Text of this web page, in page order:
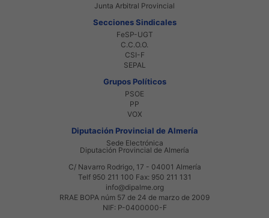
Junta Arbitral Provincial
Secciones Sindicales
FeSP-UGT
C.C.O.O.
CSI-F
SEPAL
Grupos Políticos
PSOE
PP
VOX
Diputación Provincial de Almería
Sede Electrónica
Diputación Provincial de Almería
C/ Navarro Rodrigo, 17 - 04001 Almería
Telf 950 211 100 Fax: 950 211 131
info@dipalme.org
RRAE BOPA núm 57 de 24 de marzo de 2009
NIF: P-0400000-F